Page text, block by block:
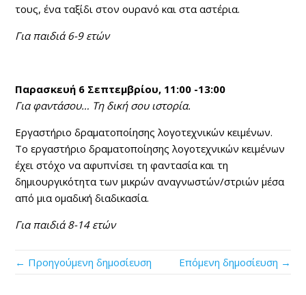
τους, ένα ταξίδι στον ουρανό και στα αστέρια.
Για παιδιά 6-9 ετών
Παρασκευή 6 Σεπτεμβρίου, 11:00 -13:00
Για φαντάσου… Τη δική σου ιστορία.
Εργαστήριο δραματοποίησης λογοτεχνικών κειμένων.
Το εργαστήριο δραματοποίησης λογοτεχνικών κειμένων
έχει στόχο να αφυπνίσει τη φαντασία και τη
δημιουργικότητα των μικρών αναγνωστών/στριών μέσα
από μια ομαδική διαδικασία.
Για παιδιά 8-14 ετών
← Προηγούμενη δημοσίευση Επόμενη δημοσίευση →